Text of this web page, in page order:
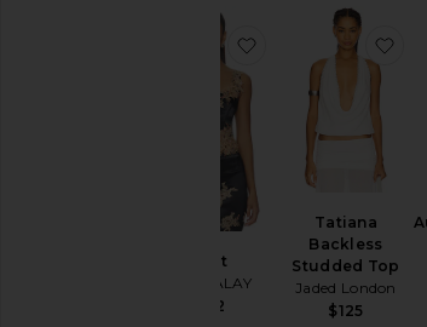
Haut
MANDALAY
$512
ajouter aux
Tatiana
Backless
Studded Top
Jaded London
$125